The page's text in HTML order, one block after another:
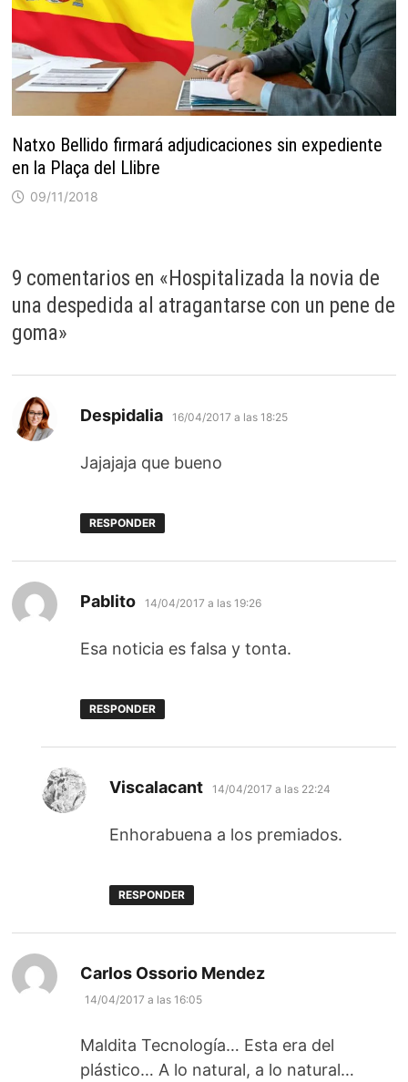
Natxo Bellido firmará adjudicaciones sin expediente
en la Plaça del Llibre
09/11/2018
9 comentarios en «Hospitalizada la novia de
una despedida al atragantarse con un pene de
goma»
Despidalia dice:
16/04/2017 a las 18:25
Jajajaja que bueno
RESPONDER
Pablito dice:
14/04/2017 a las 19:26
Esa noticia es falsa y tonta.
RESPONDER
Viscalacant dice:
14/04/2017 a las 22:24
Enhorabuena a los premiados.
RESPONDER
Carlos Ossorio Mendez
14/04/2017 a las 16:05
Maldita Tecnología… Esta era del
plástico… A lo natural, a lo natural…